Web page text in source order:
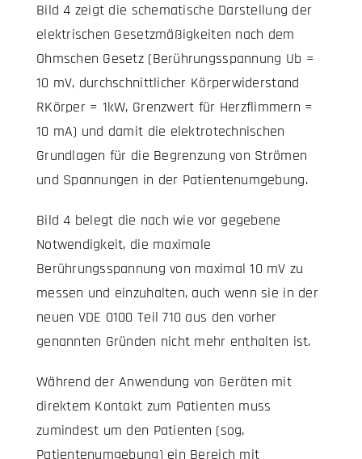
Bild 4 zeigt die schematische Darstellung der
elektrischen Gesetzmäßigkeiten nach dem
Ohmschen Gesetz (Berührungsspannung Ub =
10 mV, durchschnittlicher Körperwiderstand
RKörper = 1kW, Grenzwert für Herzflimmern =
10 mA) und damit die elektrotechnischen
Grundlagen für die Begrenzung von Strömen
und Spannungen in der Patientenumgebung.
Bild 4 belegt die nach wie vor gegebene
Notwendigkeit, die maximale
Berührungsspannung von maximal 10 mV zu
messen und einzuhalten, auch wenn sie in der
neuen VDE 0100 Teil 710 aus den vorher
genannten Gründen nicht mehr enthalten ist.
Während der Anwendung von Geräten mit
direktem Kontakt zum Patienten muss
zumindest um den Patienten (sog.
Patientenumgebung) ein Bereich mit